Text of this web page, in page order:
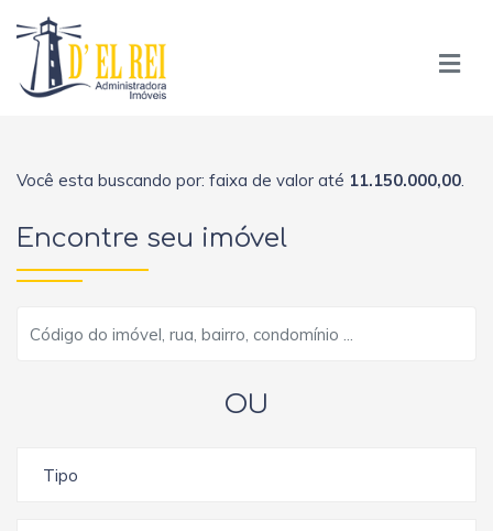
Você esta buscando por: faixa de valor até 11.150.000,00.
Encontre seu imóvel
OU
Tipo